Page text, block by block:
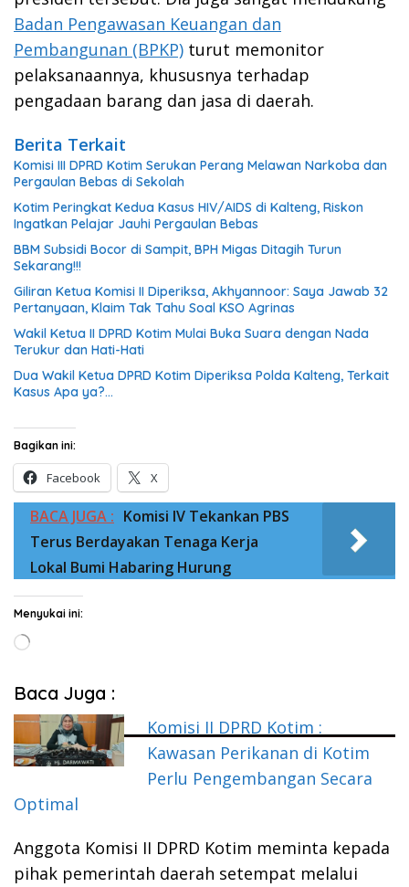
Badan Pengawasan Keuangan dan
Pembangunan (BPKP) turut memonitor
pelaksanaannya, khususnya terhadap
pengadaan barang dan jasa di daerah.
Berita Terkait
Komisi III DPRD Kotim Serukan Perang Melawan Narkoba dan
Pergaulan Bebas di Sekolah
Kotim Peringkat Kedua Kasus HIV/AIDS di Kalteng, Riskon
Ingatkan Pelajar Jauhi Pergaulan Bebas
BBM Subsidi Bocor di Sampit, BPH Migas Ditagih Turun
Sekarang!!!
Giliran Ketua Komisi II Diperiksa, Akhyannoor: Saya Jawab 32
Pertanyaan, Klaim Tak Tahu Soal KSO Agrinas
Wakil Ketua II DPRD Kotim Mulai Buka Suara dengan Nada
Terukur dan Hati-Hati
Dua Wakil Ketua DPRD Kotim Diperiksa Polda Kalteng, Terkait
Kasus Apa ya?…
Bagikan ini:
Facebook X
BACA JUGA : Komisi IV Tekankan PBS
Terus Berdayakan Tenaga Kerja
Lokal Bumi Habaring Hurung
Menyukai ini:
Memuat...
Baca Juga :
Komisi II DPRD Kotim :
Kawasan Perikanan di Kotim
Perlu Pengembangan Secara
Optimal
Anggota Komisi II DPRD Kotim meminta kepada
pihak pemerintah daerah setempat melalui